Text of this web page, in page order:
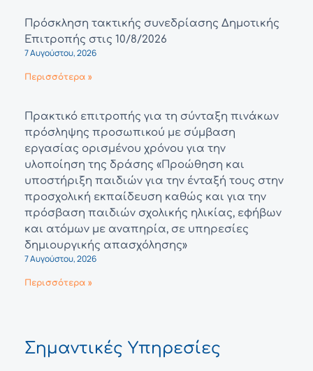
Πρόσκληση τακτικής συνεδρίασης Δημοτικής
Επιτροπής στις 10/8/2026
7 Αυγούστου, 2026
Περισσότερα »
Πρακτικό επιτροπής για τη σύνταξη πινάκων
πρόσληψης προσωπικού με σύμβαση
εργασίας ορισμένου χρόνου για την
υλοποίηση της δράσης «Προώθηση και
υποστήριξη παιδιών για την ένταξή τους στην
προσχολική εκπαίδευση καθώς και για την
πρόσβαση παιδιών σχολικής ηλικίας, εφήβων
και ατόμων με αναπηρία, σε υπηρεσίες
δημιουργικής απασχόλησης»
7 Αυγούστου, 2026
Περισσότερα »
Σημαντικές Υπηρεσίες